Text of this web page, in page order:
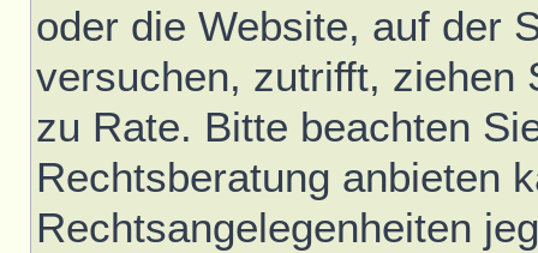
oder die Website, auf der
versuchen, zutrifft, ziehen
zu Rate. Bitte beachten
Rechtsberatung anbieten
Rechtsangelegenheiten